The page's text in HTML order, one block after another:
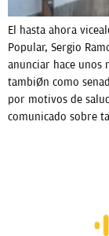
El hasta ahora
Popular, Sergio
anunciar hace unos
también como
por motivos de
comunicado sobre